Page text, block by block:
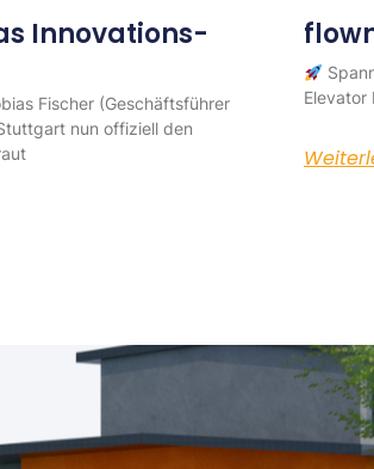
Innovations-
Fischer (Geschäftsführer
nun offiziell den
Elevator